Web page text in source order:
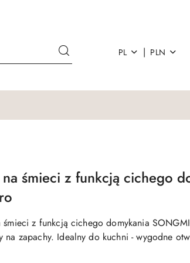
PL | PLN
na śmieci z funkcją cichego
śmieci z funkcją cichego domykania
na zapachy. Idealny do kuchni - wygodne